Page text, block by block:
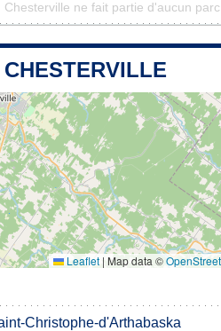
Chesterville ne fait partie d'aucun parc
Leaflet | Map data ©
Christophe-d'Arthabaska